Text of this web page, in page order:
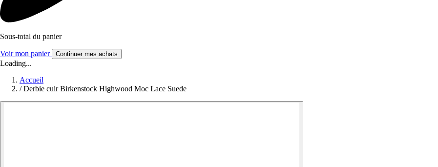
Sous-total du panier
Voir mon panier Continuer mes achats
Loading...
Accueil
/ Derbie cuir Birkenstock Highwood Moc Lace Suede